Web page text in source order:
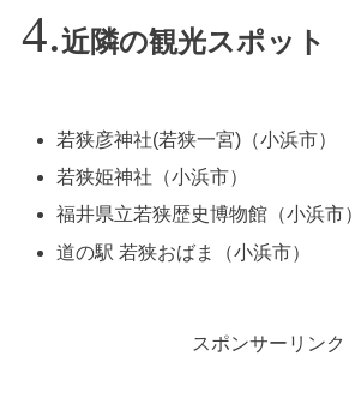
近隣の観光スポット
若狭彦神社(若狭一宮)（小浜市）
若狭姫神社（小浜市）
福井県立若狭歴史博物館（小浜市）
道の駅 若狭おばま（小浜市）
スポンサーリンク